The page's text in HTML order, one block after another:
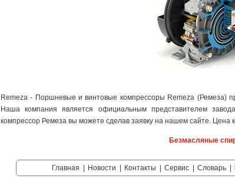
Remeza - Поршневые и винтовые компрессоры Remeza (Ремеза)
Наша компания является официальным представителем
компрессор Ремеза вы можете сделав заявку на нашем сайте. Цена
Безмасляные
Главная Новости Контакты Сервис Словарь